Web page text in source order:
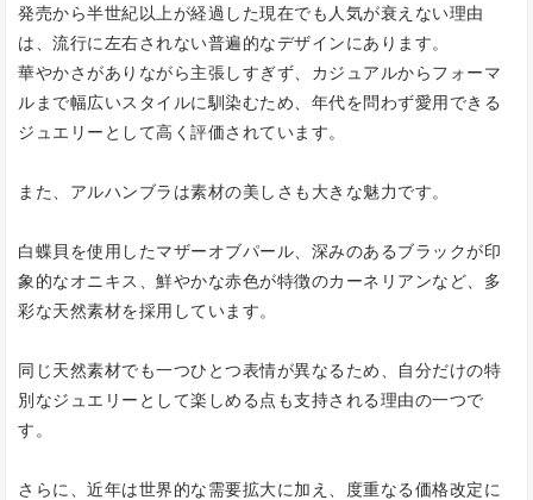
発売から半世紀以上が経過した現在でも人気が衰えない理由
は、流行に左右されない普遍的なデザインにあります。
華やかさがありながら主張しすぎず、カジュアルからフォーマ
ルまで幅広いスタイルに馴染むため、年代を問わず愛用できる
ジュエリーとして高く評価されています。
また、アルハンブラは素材の美しさも大きな魅力です。
白蝶貝を使用したマザーオブパール、深みのあるブラックが印
象的なオニキス、鮮やかな赤色が特徴のカーネリアンなど、多
彩な天然素材を採用しています。
同じ天然素材でも一つひとつ表情が異なるため、自分だけの特
別なジュエリーとして楽しめる点も支持される理由の一つで
す。
さらに、近年は世界的な需要拡大に加え、度重なる価格改定に